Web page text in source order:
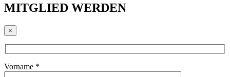
MITGLIED WERDEN
×
Vorname *